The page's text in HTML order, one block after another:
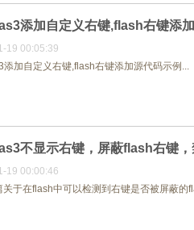
篡改
免费稳定无广
帮助企业视频
色
添加自定义右键,flash右键添
19 00:05:39
添加自定义右键,flash右键添加源代码示例...
不显示右键，屏蔽flash右键
19 00:00:46
关于在flash中可以检测到右键是否被屏蔽